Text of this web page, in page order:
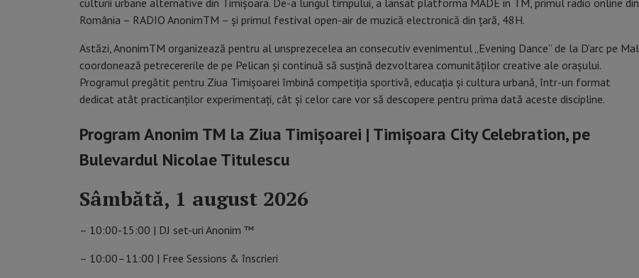
România – RADIO AnonimTM – și primul festival open-air de muzică electronică din țară, 48H.
Astăzi, AnonimTM organizează pentru al unsprezecelea an consecutiv evenimentul „Evening Dance” de la D’arc pe Mal,
coordonează petrecererile de pe Pelican și continuă să susțină dezvoltarea comunităților creative ale orașului.
Programul pregătit pentru Ziua Timișoarei îmbină competiția sportivă, educația și cultura urbană, într-un format
dedicat atât practicanților experimentați, cât și celor care vor să descopere pentru prima dată aceste discipline.
Program Anonim TM la Ziua Timișoarei | Timișoara City Celebration, pe
Bulevardul Nicolae Titulescu
Sâmbătă, 1 august 2026
– 10:00-15:00 | DJ set-uri Anonim ™
– 10:00–11:00 | Free Sessions & înscrieri